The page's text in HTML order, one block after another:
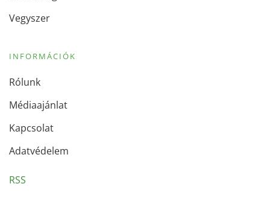
Vegyszer
INFORMÁCIÓK
Rólunk
Médiaajánlat
Kapcsolat
Adatvédelem
RSS